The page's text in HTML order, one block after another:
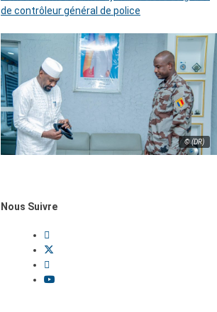
de contrôleur général de police
© (DR)
Nous Suivre